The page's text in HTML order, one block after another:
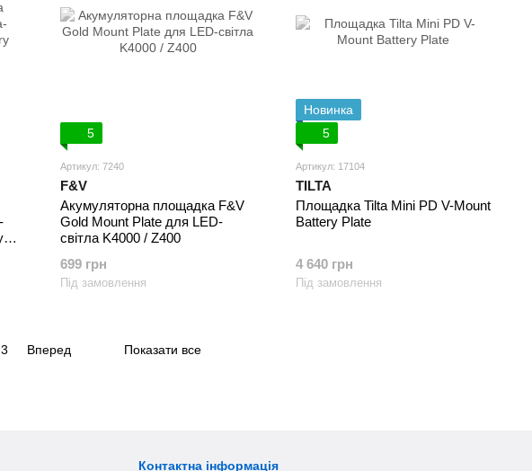
5
Артикул: 7240
F&V
Акумуляторна площадка F&V
Gold Mount Plate для LED-
світла K4000 / Z400
699 грн
Під замовлення
Новинка
5
Артикул: 17104
TILTA
Площадка Tilta Mini PD V-Mount
Battery Plate
4 640 грн
Під замовлення
3 Вперед Показати все
Контактна інформація